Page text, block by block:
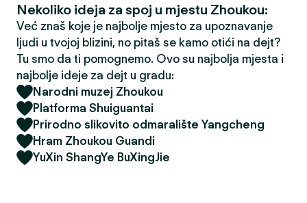
Nekoliko ideja za spoj u mjestu Zhoukou:
Već znaš koje je najbolje mjesto za upoznavanje
ljudi u tvojoj blizini, no pitaš se kamo otići na dejt?
Tu smo da ti pomognemo. Ovo su najbolja mjesta i
najbolje ideje za dejt u gradu:
Narodni muzej Zhoukou
Platforma Shuiguantai
Prirodno slikovito odmaralište Yangcheng
Hram Zhoukou Guandi
YuXin ShangYe BuXingJie